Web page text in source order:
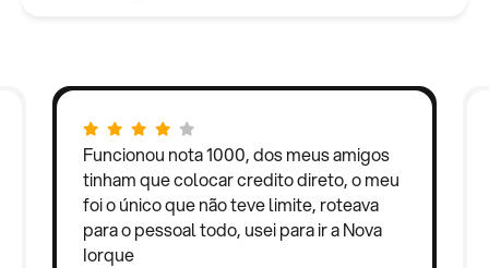
Funcionou nota 1000, dos meus amigos
tinham que colocar credito direto, o meu
foi o único que não teve limite, roteava
para o pessoal todo, usei para ir a Nova
Iorque